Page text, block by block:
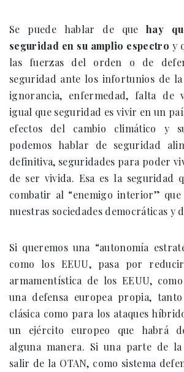
Se puede hablar de quehay
seguridad en su amplio espectro y
las fuerzas del orden o de
seguridad ante los infortunios de la
ignorancia, enfermedad, falta de
igual que seguridad es vivir en un
efectos del cambio climático y
podemos hablar de seguridad
definitiva, seguridades para poder
de ser vivida. Esa es la seguridad
combatir al “enemigo interior”
nuestras sociedades democráticas y
Si queremos una “autonomía
como los EEUU, pasa por
armamentística de los EEUU,
una defensa europea propia,
clásica como para los ataques
un ejército europeo que habrá
alguna manera. Si una parte de
salir de la OTAN, como sistema